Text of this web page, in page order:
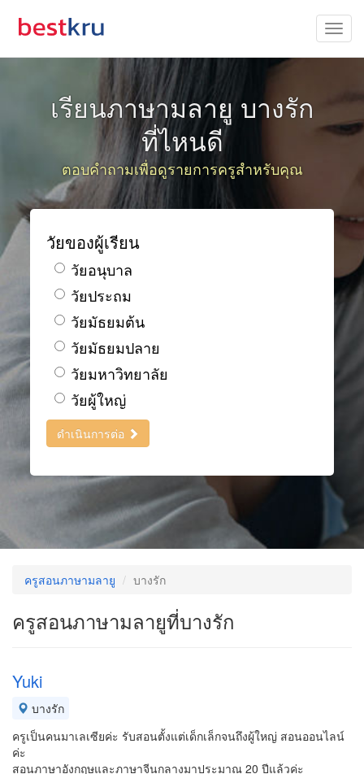
เรียนภาษามลายู บางรัก
ที่ไหนดี
ตอบคำถามเพื่อดูรายการครูสำหรับคุณ
วัยของผู้เรียน
วัยอนุบาล
วัยประถม
วัยมัธยมต้น
วัยมัธยมปลาย
วัยมหาวิทยาลัย
วัยผู้ใหญ่
ดำเนินการต่อ
ครูสอนภาษามลายู บางรัก
ครูสอนภาษามลายูที่บางรัก
Yuki
บางรัก
ครูเป็นคนมาเลเซียค่ะ รับสอนตั้งแต่เด็กเล็กจนถึงผู้ใหญ่ สอนออนไลน์
ค่ะ
สอนภาษาอังกฤษและภาษาจีนกลางมาประมาณ 20 ปีแล้วค่ะ